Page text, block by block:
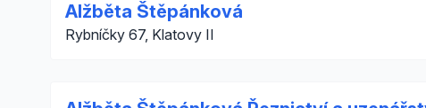
Alžběta Štěpánková
Rybníčky 67, Klatovy II